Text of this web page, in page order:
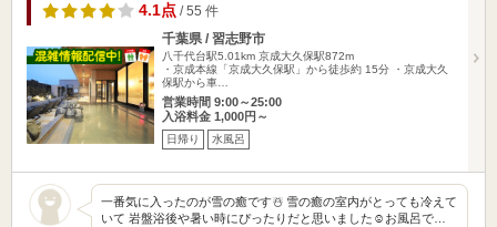
4.1点/ 55 件
千葉県 / 習志野市
八千代台駅5.01km 京成大久保駅872m
・京成本線「京成大久保駅」から徒歩約 15分 ・京成大久
保駅から車…
営業時間 9:00～25:00
入浴料金 1,000円～
日帰り 水風呂
一番気に入ったのが雪の癒です☃️ 雪の癒の室内がとっても冷えて
いて 岩盤浴後や暑い時にぴったりだと思いました☺️お風呂で…